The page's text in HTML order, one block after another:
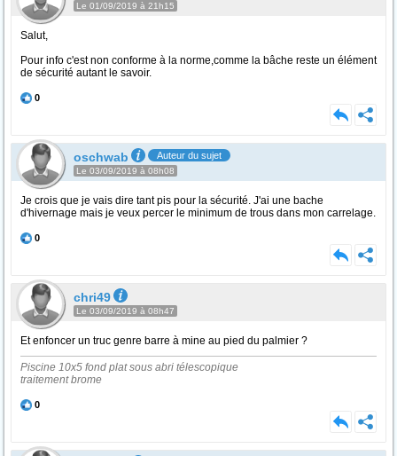
Le 01/09/2019 à 21h15
Salut,
Pour info c'est non conforme à la norme,comme la bâche reste un élément
de sécurité autant le savoir.
0
oschwab Auteur du sujet
Le 03/09/2019 à 08h08
Je crois que je vais dire tant pis pour la sécurité. J'ai une bache
d'hivernage mais je veux percer le minimum de trous dans mon carrelage.
0
chri49
Le 03/09/2019 à 08h47
Et enfoncer un truc genre barre à mine au pied du palmier ?
Piscine 10x5 fond plat sous abri télescopique
traitement brome
0